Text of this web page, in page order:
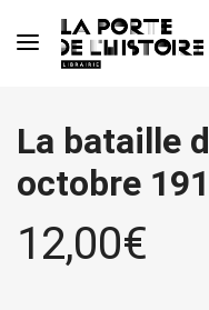
La bataille
octobre
12,00€